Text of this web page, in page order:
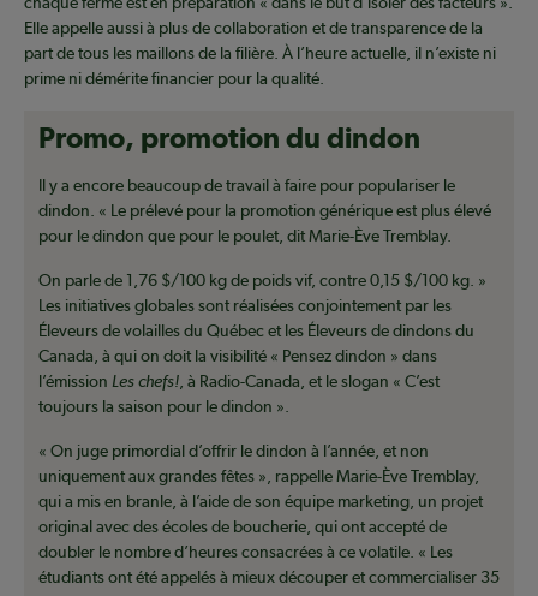
Elle appelle aussi à plus de collaboration et de transparence de la
part de tous les maillons de la filière. À l’heure actuelle, il n’existe ni
prime ni démérite financier pour la qualité.
Promo, promotion du dindon
Il y a encore beaucoup de travail à faire pour populariser le
dindon. « Le prélevé pour la promotion générique est plus élevé
pour le dindon que pour le poulet, dit Marie-Ève Tremblay.
On parle de 1,76 $/100 kg de poids vif, contre 0,15 $/100 kg. »
Les initiatives globales sont réalisées conjointement par les
Éleveurs de volailles du Québec et les Éleveurs de dindons du
Canada, à qui on doit la visibilité « Pensez dindon » dans
l’émission Les chefs!, à Radio-Canada, et le slogan « C’est
toujours la saison pour le dindon ».
« On juge primordial d’offrir le dindon à l’année, et non
uniquement aux grandes fêtes », rappelle Marie-Ève Tremblay,
qui a mis en branle, à l’aide de son équipe marketing, un projet
original avec des écoles de boucherie, qui ont accepté de
doubler le nombre d’heures consacrées à ce volatile. « Les
étudiants ont été appelés à mieux découper et commercialiser 35